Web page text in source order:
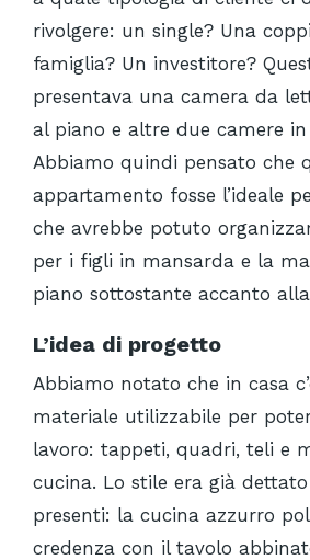
rivolgere: un single? Una
famiglia? Un investitore?
presentava una camera da
al piano e altre due camere
Abbiamo quindi pensato che
appartamento fosse l’ideale
che avrebbe potuto
per i figli in mansarda e la
piano sottostante accanto
L’idea di progetto
Abbiamo notato che in casa
materiale utilizzabile per
lavoro: tappeti, quadri, teli e
cucina. Lo stile era già
presenti: la cucina azzurro
credenza con il tavolo